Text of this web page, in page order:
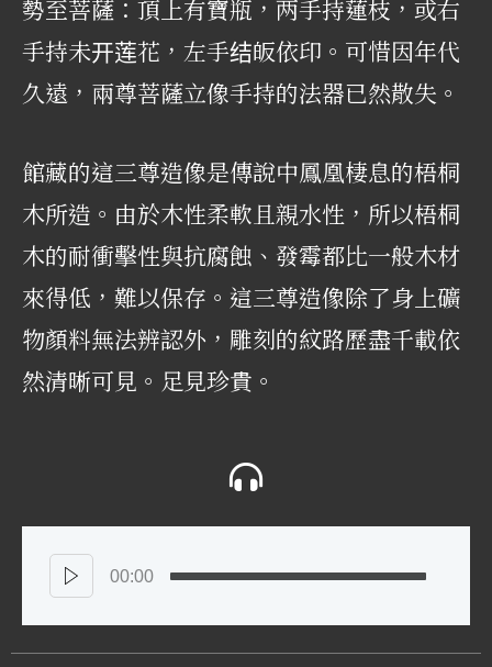
勢至菩薩：頂上有寶瓶，两手持蓮枝，或右
手持未开莲花，左手结皈依印。可惜因年代
久遠，兩尊菩薩立像手持的法器已然散失。
館藏的這三尊造像是傳說中鳳凰棲息的梧桐
木所造。由於木性柔軟且親水性，所以梧桐
木的耐衝擊性與抗腐蝕、發霉都比一般木材
來得低，難以保存。這三尊造像除了身上礦
物顏料無法辨認外，雕刻的紋路歷盡千載依
然清晰可見。足見珍貴。
00:00